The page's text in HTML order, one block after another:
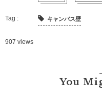
キャンバス壁
907 views
You